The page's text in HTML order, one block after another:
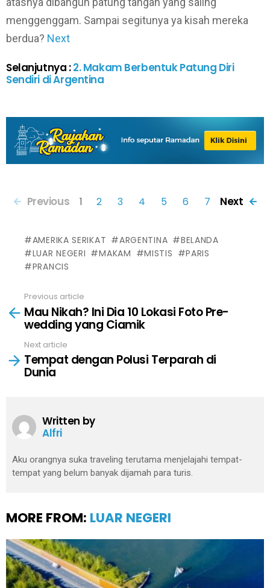
menggenggam. Sampai segitunya ya kisah mereka
berdua? Next
Selanjutnya :2. Makam Berbentuk Patung Diri
Sendiri di Argentina
Previous 1 2 3 4 5 6 7 Next
AMERIKA SERIKAT ARGENTINA
BELANDA
LUAR NEGERI
MAKAM MISTIS
PARIS
PRANCIS
more
Previous article
Mau Nikah? Ini Dia 10 Lokasi Foto Pre-
wedding yang Ciamik
Next article
Tempat dengan Polusi Terparah di
Dunia
Written by
Alfri
Aku orangnya suka traveling terutama menjelajahi tempat-
tempat yang belum banyak dijamah para turis.
MORE FROM: LUAR NEGERI